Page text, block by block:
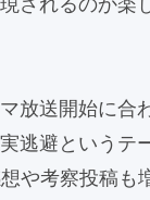
放送開始に合
逃避というテ
や考察投稿